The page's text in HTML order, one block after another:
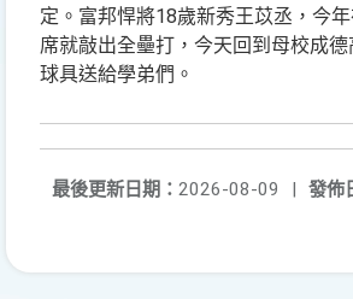
定。富邦悍將18歲新秀王苡丞，今
席就敲出全壘打，今天回到母校成
球具送給學弟們。
發佈
最後更新日期： 2026-08-09
|